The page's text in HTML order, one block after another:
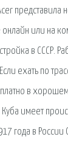
или на
в СССР.
ехать по
в
имеет
года в России